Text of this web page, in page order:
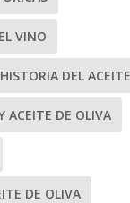
VINO
DEL ACEITE
ACEITE DE OLIVA
DE OLIVA